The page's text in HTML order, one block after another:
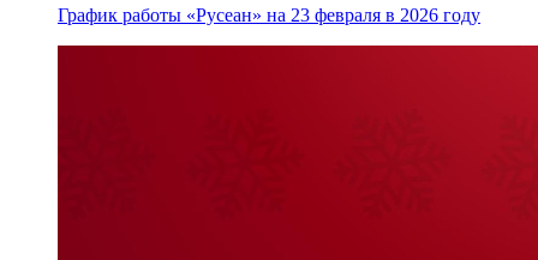
График работы «Русеан» на 23 февраля в 2026 году